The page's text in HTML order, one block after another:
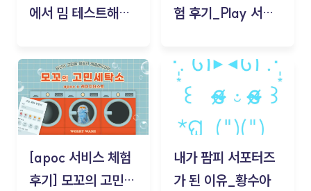
에서 밈 테스트해보
험 후기_Play 서비
김태현
[apoc 서비스 체험
후기] 모꼬의 고민세
내가 팜피 서포터즈
가 된 이유_황수아